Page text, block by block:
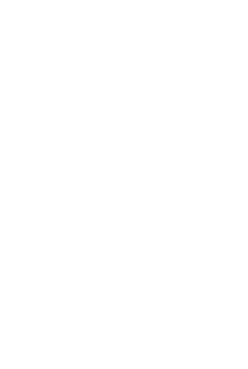
и своим близким незабываемый
ограничены, поэтому бронируйте